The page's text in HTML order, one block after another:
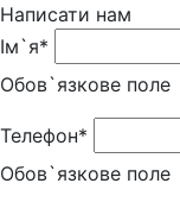
Написати нам
Ім`я*
Обов`язкове поле
Телефон*
Обов`язкове поле